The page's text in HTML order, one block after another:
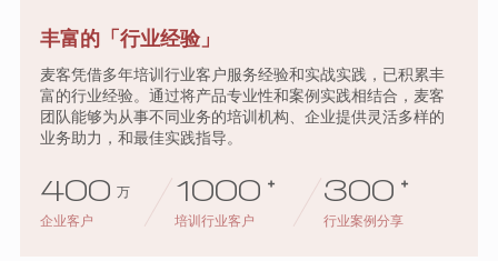
丰富的「行业经验」
麦客凭借多年培训行业客户服务经验和实战实践，已积累丰
富的行业经验。通过将产品专业性和案例实践相结合，麦客
团队能够为从事不同业务的培训机构、企业提供灵活多样的
业务助力，和最佳实践指导。
400 万
企业客户
1000 +
培训行业客户
300 +
行业案例分享